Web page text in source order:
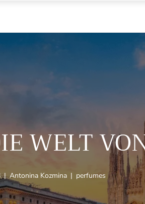
WELT
| Autor
des
Artikels:
Antonina Kozmina | Artikel-
perfumes